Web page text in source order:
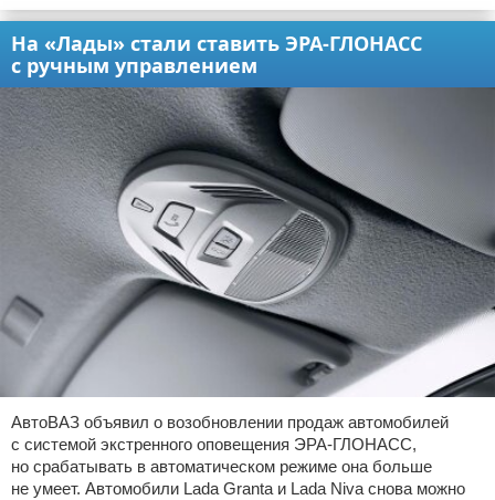
На «Лады» стали ставить ЭРА-ГЛОНАСС
с ручным управлением
АвтоВАЗ объявил о возобновлении продаж автомобилей
с системой экстренного оповещения ЭРА-ГЛОНАСС,
но срабатывать в автоматическом режиме она больше
не умеет. Автомобили Lada Granta и Lada Niva снова можно